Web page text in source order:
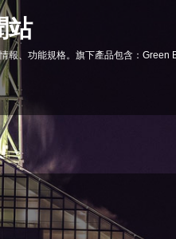
站
、功能規格。旗下產品包含：